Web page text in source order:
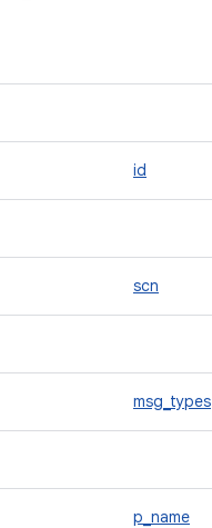
id
scn
msg_types
p_name